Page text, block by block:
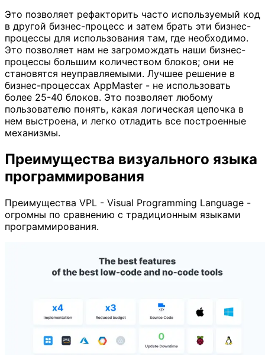
Это позволяет рефакторить часто используемый код
в другой бизнес-процесс и затем брать эти бизнес-
процессы для использования там, где необходимо.
Это позволяет нам не загромождать наши бизнес-
процессы большим количеством блоков; они не
становятся неуправляемыми. Лучшее решение в
бизнес-процессах AppMaster - не использовать
более 25-40 блоков. Это позволяет любому
пользователю понять, какая логическая цепочка в
нем выстроена, и легко отладить все построенные
механизмы.
Преимущества визуального языка
программирования
Преимущества VPL - Visual Programming Language -
огромны по сравнению с традиционным языками
программирования.